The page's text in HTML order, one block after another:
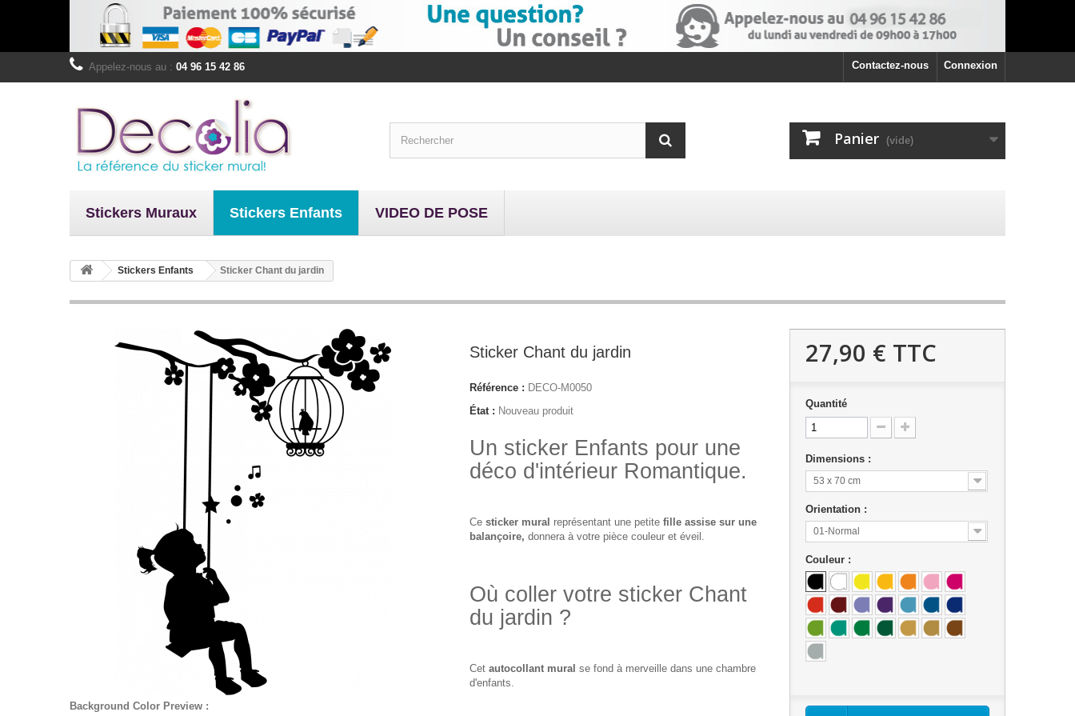
Connexion
Contactez-nous
Appelez-nous au : 04 96 15 42 86
Panier (vide)
Stickers Muraux Stickers Enfants VIDEO DE POSE
Stickers Enfants Sticker Chant du jardin
Background Color Preview :
Sticker Chant du jardin
Référence : DECO-M0050
État : Nouveau produit
Un sticker Enfants pour une
déco d'intérieur Romantique.
Ce sticker mural représentant une petite fille assise sur une
balançoire, donnera à votre pièce couleur et éveil.
Où coller votre sticker Chant
du jardin ?
Cet autocollant mural se fond à merveille dans une chambre
d'enfants.
27,90 € TTC
Quantité
Dimensions :
53 x 70 cm
Orientation :
01-Normal
Couleur :